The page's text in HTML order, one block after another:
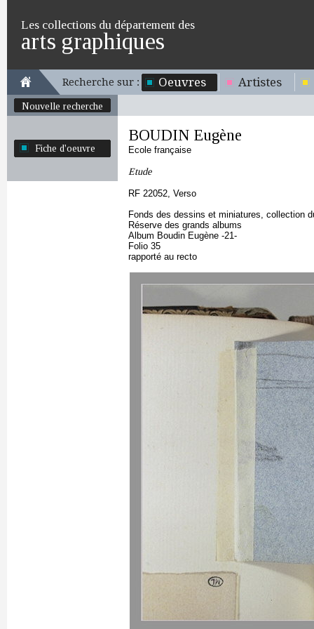
Les collections du département des
arts graphiques
Recherche sur : Oeuvres Artistes
Nouvelle recherche
Fiche d'oeuvre
BOUDIN Eugène
Ecole française
Etude
RF 22052, Verso
Fonds des dessins et miniatures, collection
Réserve des grands albums
Album Boudin Eugène -21-
Folio 35
rapporté au recto